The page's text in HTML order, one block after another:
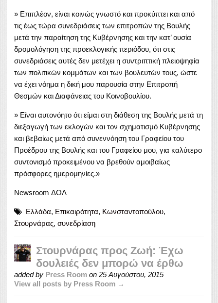
» Επιπλέον, είναι κοινώς γνωστό και προκύπτει και από
τις έως τώρα συνεδριάσεις των επιτροπών της Βουλής
μετά την παραίτηση της Κυβέρνησης και την κατ’ ουσία
δρομολόγηση της προεκλογικής περιόδου, ότι στις
συνεδριάσεις αυτές δεν μετέχει η συντριπτική πλειοψηφία
των πολιτικών κομμάτων και των βουλευτών τους, ώστε
να έχει νόημα η δική μου παρουσία στην Επιτροπή
Θεσμών και Διαφάνειας του Κοινοβουλίου.
» Είναι αυτονόητο ότι είμαι στη διάθεση της Βουλής μετά τη
διεξαγωγή των εκλογών και τον σχηματισμό Κυβέρνησης
και βεβαίως μετά από συνεννόηση του Γραφείου του
Προέδρου της Βουλής και του Γραφείου μου, για καλύτερο
συντονισμό προκειμένου να βρεθούν αμοιβαίως
πρόσφορες ημερομηνίες.»
Newsroom ΔΟΛ
Ελλάδα, Επικαιρότητα, Κωνσταντοπούλου,
Στουρνάρας, συνεδρίαση
Στουρνάρας προς Ζωή: Έχω
δουλειές δεν μπορώ να έρθω
added by Press Room on 25 Αυγούστου, 2015
View all posts by Press Room →